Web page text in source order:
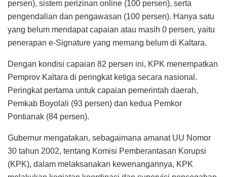
persen), sistem perizinan online (100 persen), serta
pengendalian dan pengawasan (100 persen). Hanya satu
yang belum mendapat capaian atau masih 0 persen, yaitu
penerapan e-Signature yang memang belum di Kaltara.
Dengan kondisi capaian 82 persen ini, KPK menempatkan
Pemprov Kaltara di peringkat ketiga secara nasional.
Peringkat pertama untuk capaian pemerintah daerah,
Pemkab Boyolali (93 persen) dan kedua Pemkor
Pontianak (84 persen).
Gubernur mengatakan, sebagaimana amanat UU Nomor
30 tahun 2002, tentang Komisi Pemberantasan Korupsi
(KPK), dalam melaksanakan kewenangannya, KPK